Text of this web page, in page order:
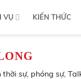
VỤ KIẾN THỨC
sự, phóng sự,